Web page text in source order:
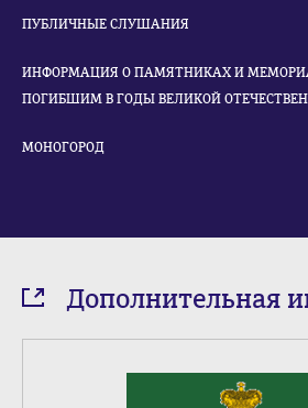
ПУБЛИЧНЫЕ СЛУШАНИЯ
ИНФОРМАЦИЯ О ПАМЯТНИКАХ И
ПОГИБШИМ В ГОДЫ ВЕЛИКОЙ
МОНОГОРОД
Дополнительная